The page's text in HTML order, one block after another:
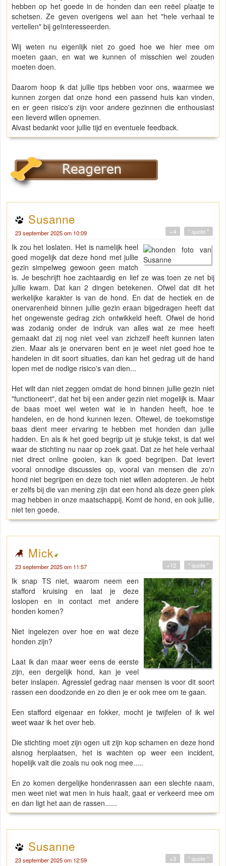
hebben op het goede in de honden dan een reëel plaatje te
schetsen. Ze geven overigens wel aan het "hele verhaal te
vertellen" bij geïnteresseerden.
Wij weten nu eigenlijk niet zo goed hoe we hier mee om
moeten gaan, en wat we kunnen of misschien wel zouden
moeten doen.
Daarom hoop ik dat jullie tips hebben voor ons, waarmee we
kunnen zorgen dat onze hond een passend huis kan vinden,
en er geen risico's zijn voor andere gezinnen die enthousiast
een lieverd willen opnemen.
Alvast bedankt voor jullie tijd en eventuele feedback.
Susanne
23 september 2025 om 10:09 " quote "
+4
Ik zou het loslaten. Het is namelijk heel
goed mogelijk dat deze hond met jullie
gezin simpelweg gewoon geen match
is. Je beschrijft hoe zachtaardig en lief ze was toen ze net bij
jullie kwam. Dat kan 2 dingen betekenen. Ofwel dat dit het
werkelijke karakter is van de hond. En dat de hectiek en de
onervarenheid binnen jullie gezin eraan bijgedragen heeft dat
het ongewenste gedrag zich ontwikkeld heeft. Ofwel de hond
was zodanig onder de indruk van alles wat ze mee heeft
gemaakt dat zij nog niet veel van zichzelf heeft kunnen laten
zien. Maar als je onervaren bent en je weet niet goed hoe te
handelen in dit soort situaties, dan kan het gedrag uit de hand
lopen met de nodige risico's van dien...
Het wilt dan niet zeggen omdat de hond binnen jullie gezin niet
"functioneert", dat het bij een ander gezin niet mogelijk is. Maar
de baas moet wel weten wat ie in handen heeft, hoe te
handelen, en de hond kunnen lezen. Oftewel, de toekomstige
baas dient meer ervaring te hebben met honden dan jullie
hadden. En als ik het goed begrijp uit je stukje tekst, is dat wel
waar de stichting nu naar op zoek gaat. Dat ze het hele verhaal
niet direct online gooien, kan ik goed begrijpen. Dat levert
vooral onnodige discussies op, vooral van mensen die zo'n
hond niet begrijpen en deze toch niet willen adopteren. Je hebt
er zelfs bij die van mening zijn dat een hond als deze geen plek
mag hebben in onze maatschappij. Komt de hond, en ook jullie,
niet ten goede.
Mick
23 september 2025 om 11:57 " quote "
+12
Ik snap TS niet, waarom neem een
stafford kruising en laat je deze
loslopen en in contact met andere
honden komen?
Niet ingelezen over hoe en wat deze
honden zijn?
Laat ik dan maar weer eens de eerste
zijn, een dergelijk hond, kan je veel
beter inslapen. Agressief gedrag naar mensen is voor dit soort
rassen een doodzonde en zo dien je er ook mee om te gaan.
Een stafford eigenaar en fokker, mocht je twijfelen of ik wel
weet waar ik het over heb.
Die stichting moet zijn ogen uit zijn kop schamen en deze hond
alsnog herplaatsen, het is wachten op weer een incident,
hopelijk valt die zoals nu ook nog mee.....
En zo komen dergelijke hondenrassen aan een slechte naam,
men weet niet wat men in huis haalt, gaat er verkeerd mee om
en dan ligt het aan de rassen......
Susanne
23 september 2025 om 12:59 " quote "
+3